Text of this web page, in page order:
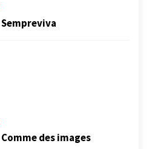
Sempreviva
Comme des images